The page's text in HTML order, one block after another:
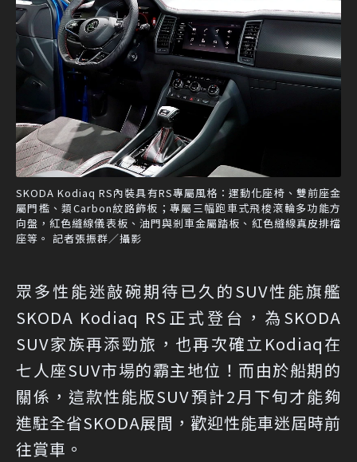
SKODA Kodiaq RS內裝具有RS專屬風格：運動化座椅、雙前座金
屬門檻、類Carbon紋路飾板；專屬三幅跑車式飛梭滾輪多功能方
向盤，紅色縫線儀表板、油門與剎車金屬踏板、紅色縫線真皮排檔
座等。 記者張振群／攝影
眾多性能迷敲碗期待已久的SUV性能旗艦
SKODA Kodiaq RS正式登台，為SKODA
SUV家族再添勁旅，也再次確立Kodiaq在
七人座SUV市場的霸主地位！而由於船期的
關係，這款性能版SUV預計2月下旬才能夠
進駐全省SKODA展間，歡迎性能車迷屆時前
往賞車。